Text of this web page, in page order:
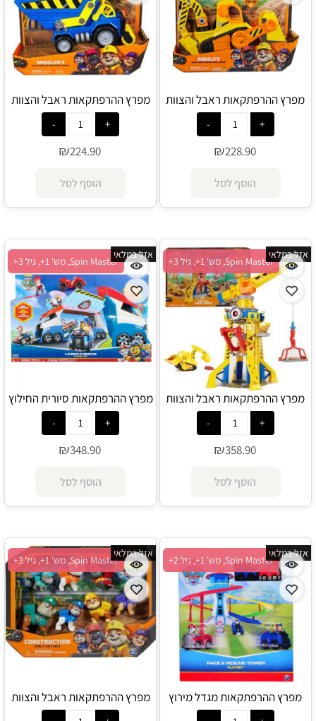
מפרץ ההרפתקאות ראבל והצוות
רכב ראבל דלוקס - Spin Master
₪228.90
הוסף לסל
מפרץ ההרפתקאות ראבל והצוות
רכב ווילר דלוקס - Spin Master
₪224.90
הוסף לסל
Spin Master, מש' 1+, גיל 3+
אזל במלאי
מפרץ ההרפתקאות ראבל והצוות
מגדל מנוף - Spin Master
₪358.90
הוסף לסל
Spin Master, מש' 1+, גיל 3+
אזל במלאי
מפרץ ההרפתקאות סיורית החילוץ
החדשה - Spin Master
₪348.90
הוסף לסל
Spin Master, מש' 1+, גיל 2+
אזל במלאי
מפרץ ההרפתקאות מגדל מירוץ
והצלה - Spin Master
Spin Master, מש' 1+, גיל 3+
אזל במלאי
מפרץ ההרפתקאות ראבל והצוות
סט דמויות - Spin Master